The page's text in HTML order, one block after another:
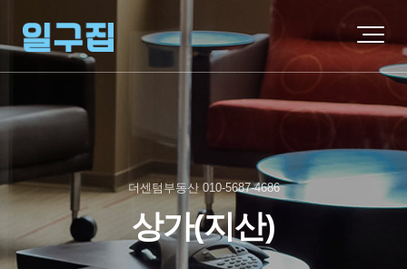
더센텀부동산 010-5687-4686
상가(지산)